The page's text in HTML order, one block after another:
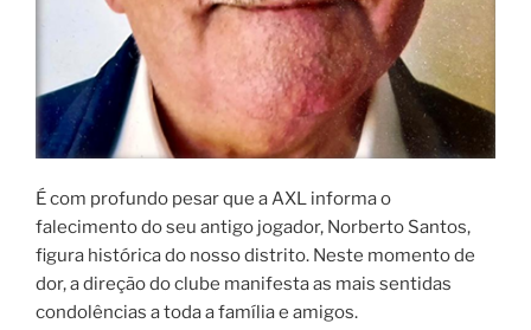
É com profundo pesar que a AXL informa o
falecimento do seu antigo jogador, Norberto Santos,
figura histórica do nosso distrito. Neste momento de
dor, a direção do clube manifesta as mais sentidas
condolências a toda a família e amigos.